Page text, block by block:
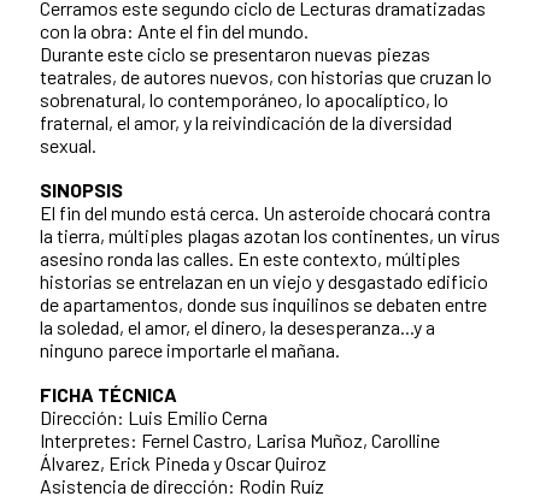
Cerramos este segundo ciclo de Lecturas dramatizadas
con la obra: Ante el fin del mundo.
Durante este ciclo se presentaron nuevas piezas
teatrales, de autores nuevos, con historias que cruzan lo
sobrenatural, lo contemporáneo, lo apocalíptico, lo
fraternal, el amor, y la reivindicación de la diversidad
sexual.
SINOPSIS
El fin del mundo está cerca. Un asteroide chocará contra
la tierra, múltiples plagas azotan los continentes, un virus
asesino ronda las calles. En este contexto, múltiples
historias se entrelazan en un viejo y desgastado edificio
de apartamentos, donde sus inquilinos se debaten entre
la soledad, el amor, el dinero, la desesperanza...y a
ninguno parece importarle el mañana.
FICHA TÉCNICA
Dirección: Luis Emilio Cerna
Interpretes: Fernel Castro, Larisa Muñoz, Carolline
Álvarez, Erick Pineda y Oscar Quiroz
Asistencia de dirección: Rodin Ruíz